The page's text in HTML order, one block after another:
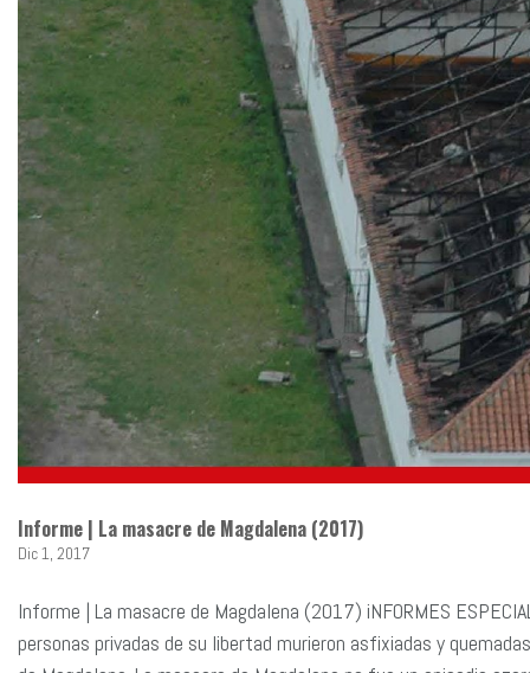
Informe | La masacre de Magdalena (2017)
Dic 1, 2017
Informe | La masacre de Magdalena (2017) iNFORMES
personas privadas de su libertad murieron asfixiadas y